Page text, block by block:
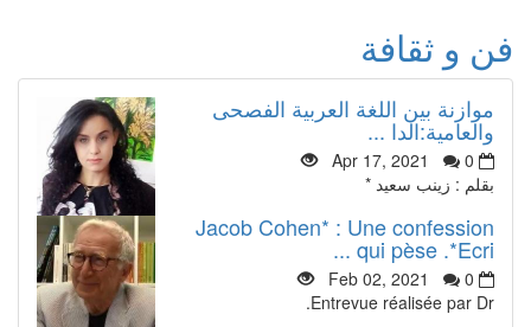
فن و ثقافة
موازنة بين اللغة العربية الفصحى
والعامية:الدا ...
Apr 17, 2021
0
بقلم : زينب سعيد *
Jacob Cohen* : Une confession
qui pèse .*Ecri ...
Feb 02, 2021
0
Entrevue réalisée par Dr.